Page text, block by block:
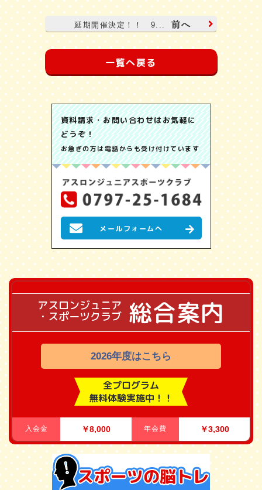
延期開催決定！！ 9... 前へ
一覧へ戻る
資料請求・お問い合わせはお気軽に
どうぞ！
お急ぎの方は電話からも受け付けています
メールフォームへ
アスロンジュニア
・スポーツクラブ 総合案内
2026年度はこちら
全プログラム
無料体験実施中！！
入会金 ￥8,000 年会費 ￥3,300